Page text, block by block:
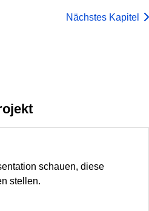
Nächstes Kapitel
schauen, diese
stellen.